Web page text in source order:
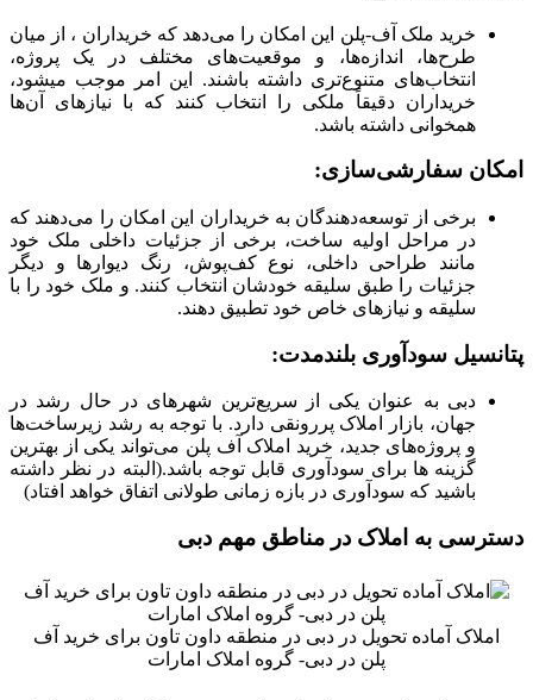
خرید ملک آف-پلن این امکان را می‌دهد که خریداران ، از میان
طرح‌ها، اندازه‌ها، و موقعیت‌های مختلف در یک پروژه،
انتخاب‌های متنوع‌تری داشته باشند. این امر موجب میشود،
خریداران دقیقاً ملکی را انتخاب کنند که با نیازهای آن‌ها
همخوانی داشته باشد.
امکان سفارشی‌سازی:
برخی از توسعه‌دهندگان به خریداران این امکان را می‌دهند که
در مراحل اولیه ساخت، برخی از جزئیات داخلی ملک خود
مانند طراحی داخلی، نوع کف‌پوش، رنگ دیوارها و دیگر
جزئیات را طبق سلیقه خودشان انتخاب کنند. و ملک خود را با
سلیقه و نیازهای خاص خود تطبیق دهند.
پتانسیل سودآوری بلندمدت:
دبی به عنوان یکی از سریع‌ترین شهرهای در حال رشد در
جهان، بازار املاک پررونقی دارد. با توجه به رشد زیرساخت‌ها
و پروژه‌های جدید، خرید املاک آف پلن می‌تواند یکی از بهترین
گزینه ها برای سودآوری قابل توجه باشد.(البته در نظر داشته
باشید که سودآوری در بازه زمانی طولانی اتفاق خواهد افتاد)
دسترسی به املاک در مناطق مهم دبی
املاک آماده تحویل در دبی در منطقه داون تاون برای خرید آف
پلن در دبی- گروه املاک امارات